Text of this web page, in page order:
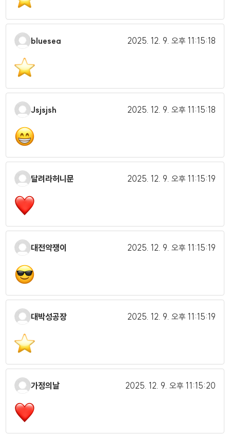
bluesea 2025. 12. 9. 오후 11:15:18
Jsjsjsh 2025. 12. 9. 오후 11:15:18
달려라허니문 2025. 12. 9. 오후 11:15:19
대전약쟁이 2025. 12. 9. 오후 11:15:19
대박성공장 2025. 12. 9. 오후 11:15:19
가정의날 2025. 12. 9. 오후 11:15:20